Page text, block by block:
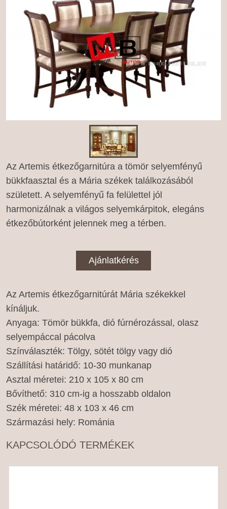
Az Artemis étkezőgarnitúra a tömör selyemfényű
bükkfaasztal és a Mária székek találkozásából
született. A selyemfényű fa felülettel jól
harmonizálnak a világos selyemkárpitok, elegáns
étkezőbútorként jelennek meg a térben.
Ajánlatkérés
Az Artemis étkezőgarnitúrát Mária székekkel
kínáljuk.
Anyaga: Tömör bükkfa, dió fúrnérozással, olasz
selyempáccal pácolva
Színválaszték: Tölgy, sötét tölgy vagy dió
Szállítási határidő: 10-30 munkanap
Asztal méretei: 210 x 105 x 80 cm
Bővíthető: 310 cm-ig a hosszabb oldalon
Szék méretei: 48 x 103 x 46 cm
Származási hely: Románia
KAPCSOLÓDÓ TERMÉKEK